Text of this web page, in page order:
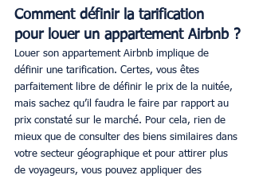
Comment définir la tarification
pour louer un appartement Airbnb ?
Louer son appartement Airbnb implique de
définir une tarification. Certes, vous êtes
parfaitement libre de définir le prix de la nuitée,
mais sachez qu’il faudra le faire par rapport au
prix constaté sur le marché. Pour cela, rien de
mieux que de consulter des biens similaires dans
votre secteur géographique et pour attirer plus
de voyageurs, vous pouvez appliquer des